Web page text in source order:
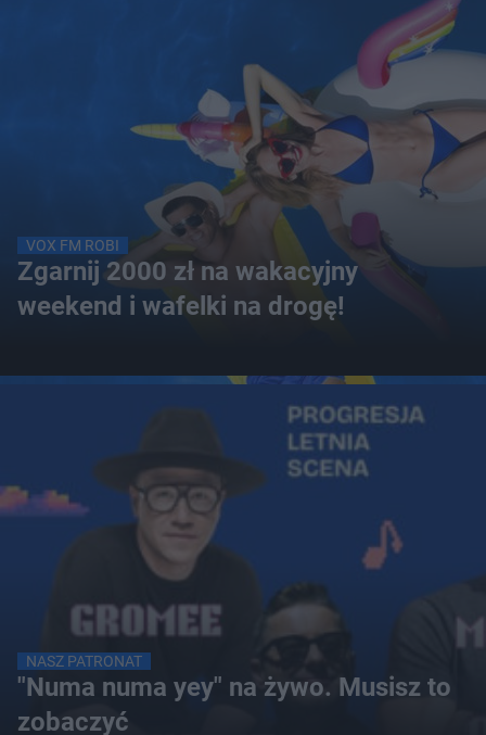
VOX FM ROBI
Zgarnij 2000 zł na wakacyjny
weekend i wafelki na drogę!
NASZ PATRONAT
"Numa numa yey" na żywo. Musisz to
zobaczyć